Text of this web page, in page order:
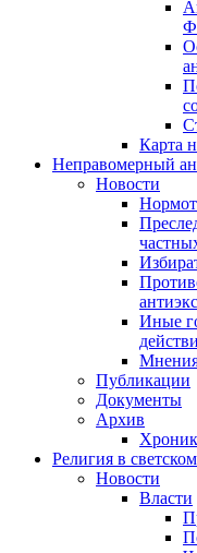
Карта
Неправомерный
Новости
Иные
Публикации
Документы
Архив
Религия в
Новости
Власти